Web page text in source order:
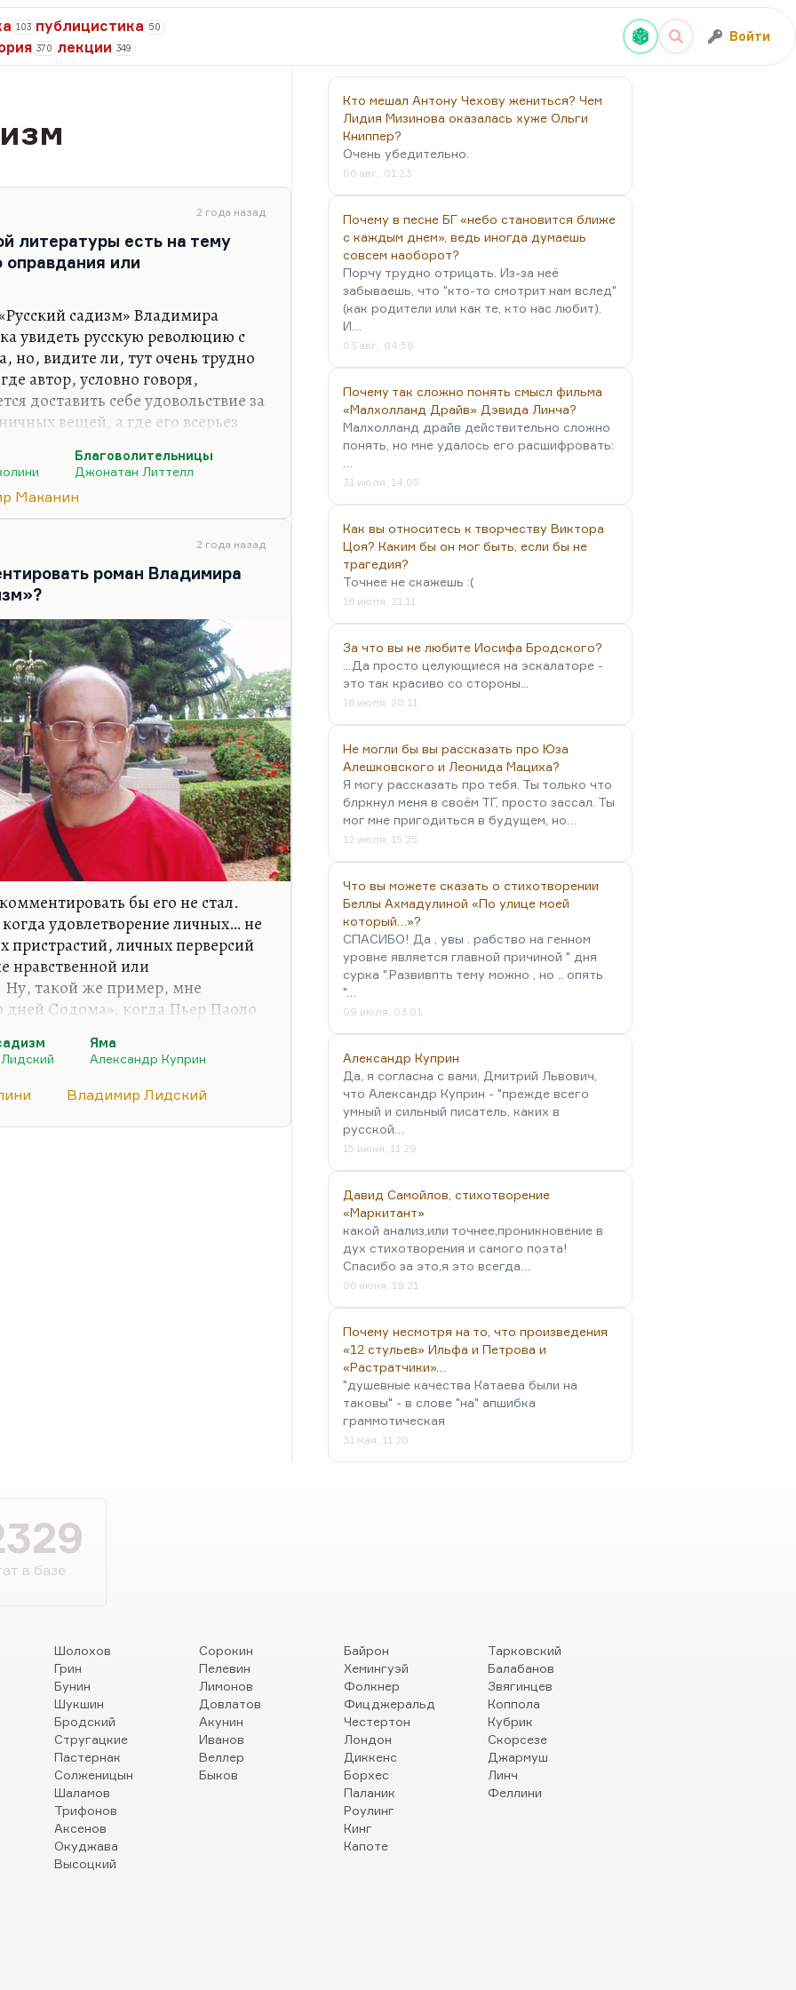
103 публицистика 50
370 лекции 349
Войти
2 года назад
литературы есть на тему
оправдания или
садизм» Владимира
увидеть русскую революцию с
но, видите ли, тут очень трудно
автор, условно говоря,
доставить себе удовольствие за
вещей, а где его всерьез
разделить эти вещи. «Сало» —
Пазолини самоублажается под
фашизма. Поэтому я не
Благоволительницы
Джонатан Литтелл
Маканин
2 года назад
роман Владимира
бы его не стал.
удовлетворение личных… не
пристрастий, личных перверсий
нравственной или
такой же пример, мне
дней Содома», когда Пьер Паоло
эротические и пыточные
за антифашистское кино. Может
кино — это
— это
Яма
Александр Куприн
Владимир Лидский
Кто мешал Антону Чехову жениться? Чем
Лидия Мизинова оказалась хуже Ольги
Книппер?
Очень убедительно.
06 авг., 01:23
Почему в песне БГ «небо становится ближе
с каждым днем», ведь иногда думаешь
совсем наоборот?
Порчу трудно отрицать. Из-за неё
забываешь, что "кто-то смотрит нам вслед"
(как родители или как те, кто нас любит).
И…
03 авг., 04:58
Почему так сложно понять смысл фильма
«Малхолланд Драйв» Дэвида Линча?
Малхолланд драйв действительно сложно
понять, но мне удалось его расшифровать:
31 июля, 14:05
Как вы относитесь к творчеству Виктора
Цоя? Каким бы он мог быть, если бы не
трагедия?
Точнее не скажешь :(
16 июля, 21:11
За что вы не любите Иосифа Бродского?
...Да просто целующиеся на эскалаторе -
это так красиво со стороны...
16 июля, 20:11
Не могли бы вы рассказать про Юза
Алешковского и Леонида Мациха?
Я могу рассказать про тебя. Ты только что
блркнул меня в своём ТГ, просто зассал. Ты
мог мне пригодиться в будущем, но…
12 июля, 15:25
Что вы можете сказать о стихотворении
Беллы Ахмадулиной «По улице моей
который…»?
СПАСИБО! Да , увы . рабство на генном
уровне является главной причиной " дня
сурка ".Развивпть тему можно , но .. опять
"…
09 июля, 03:01
Александр Куприн
Да, я согласна с вами, Дмитрий Львович,
что Александр Куприн - "прежде всего
умный и сильный писатель, каких в
русской…
15 июня, 11:29
Давид Самойлов, стихотворение
«Маркитант»
какой анализ,или точнее,проникновение в
дух стихотворения и самого поэта!
Спасибо за это,я это всегда…
06 июня, 19:21
Почему несмотря на то, что произведения
«12 стульев» Ильфа и Петрова и
«Растратчики»…
"душевные качества Катаева были на
таковы" - в слове "на" апшибка
граммотическая
31 мая, 11:20
в базе
Шолохов
Грин
Бунин
Шукшин
Бродский
Стругацкие
Пастернак
Солженицын
Шаламов
Трифонов
Аксенов
Окуджава
Высоцкий
Сорокин
Пелевин
Лимонов
Довлатов
Акунин
Иванов
Веллер
Быков
Байрон
Хемингуэй
Фолкнер
Фицджеральд
Честертон
Лондон
Диккенс
Борхес
Паланик
Роулинг
Кинг
Капоте
Тарковский
Балабанов
Звягинцев
Коппола
Кубрик
Скорсезе
Джармуш
Линч
Феллини